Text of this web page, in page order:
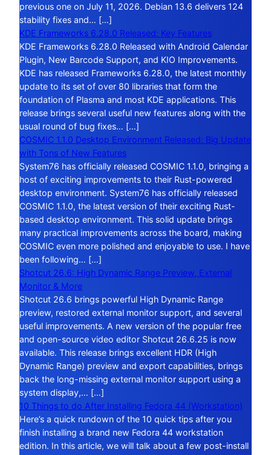
previous one on July 11, 2026. Debian 13.6 delivers 124
stability fixes and… […]
KDE Frameworks 6.28.0 Released: Key Features
KDE Frameworks 6.28.0 Released with Android Calendar
Plugin, New Barcode Support, and KIO Improvements.
KDE has released Frameworks 6.28.0, the latest monthly
update to its set of over 80 libraries that form the
foundation of Plasma and most KDE applications. This
release brings several useful new features along with the
usual round of bug fixes… […]
COSMIC 1.1.0 Desktop Environment Released: Big Update
with Tons of New Features
System76 has officially released COSMIC 1.1.0, bringing a
host of exciting improvements to their Rust-powered
desktop environment. System76 has officially released
COSMIC 1.1.0, the latest version of their exciting Rust-
based desktop environment. This solid update brings
many practical improvements across the board, making
COSMIC even more polished and enjoyable to use. I have
been following… […]
Shotcut 26.6: High Dynamic Range Preview, External
Monitor & More
Shotcut 26.6 brings powerful High Dynamic Range
preview, restored external monitor support, and several
useful improvements. A new version of the popular free
and open-source video editor Shotcut 26.6.25 is now
available. This release brings excellent HDR (High
Dynamic Range) preview and export capabilities, brings
back the long-missing external monitor support using a
system display,… […]
10 Things to do After Installing Fedora 44 (Workstation)
Here’s a quick rundown of the 10 quick tips after you
finish installing a brand new Fedora 44 workstation
edition. In this article, we will talk about a few post-install